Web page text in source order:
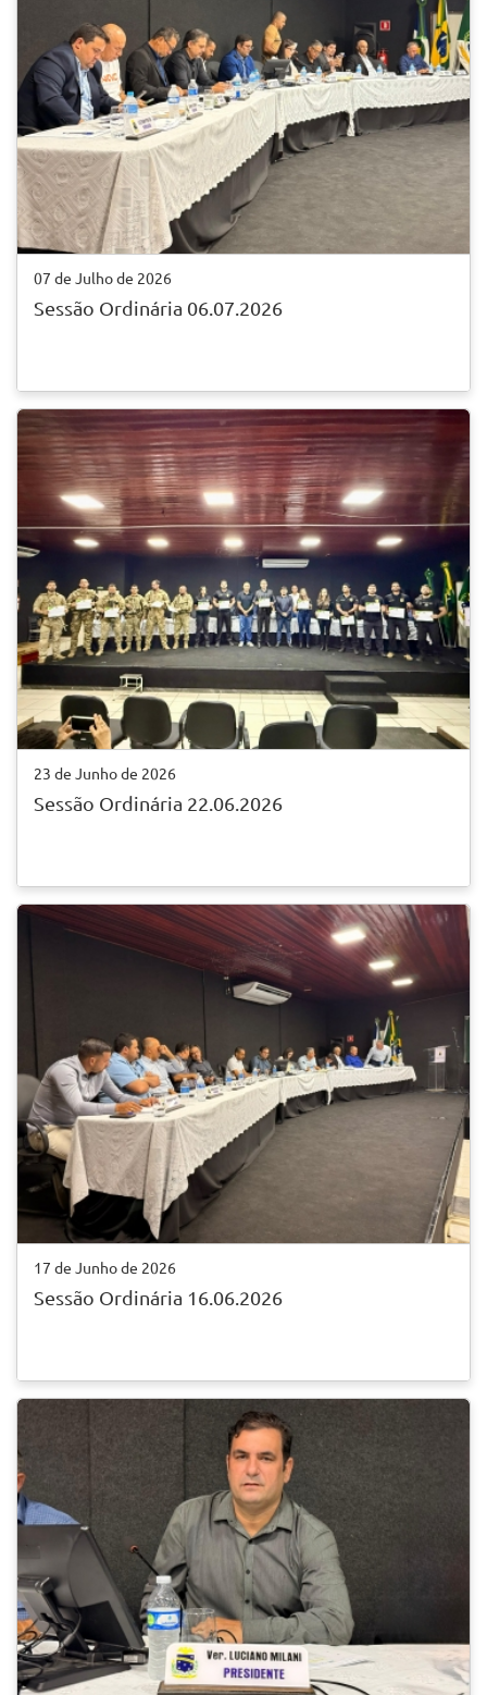
07 de Julho de 2026
Sessão Ordinária 06.07.2026
23 de Junho de 2026
Sessão Ordinária 22.06.2026
17 de Junho de 2026
Sessão Ordinária 16.06.2026